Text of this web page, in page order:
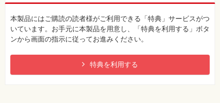
ド
付録2 自宅のパソコンを子どもが安全に使えるようにするには
本製品にはご購読の読者様がご利用できる「特典」サービスがつ
いています。お手元に本製品を用意し、「特典を利用する」ボタ
ンから画面の指示に従ってお進みください。
特典を利用する